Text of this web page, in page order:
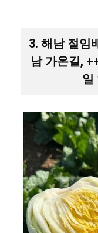
3. 해남 절임
남 가온길,
일